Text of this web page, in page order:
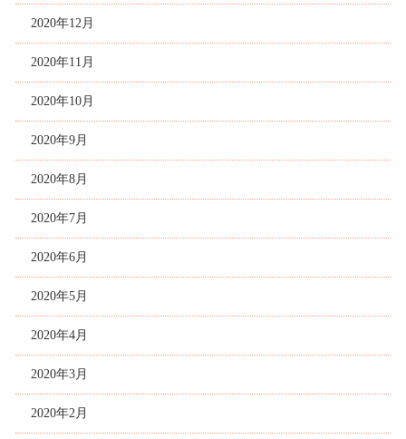
2020年12月
2020年11月
2020年10月
2020年9月
2020年8月
2020年7月
2020年6月
2020年5月
2020年4月
2020年3月
2020年2月